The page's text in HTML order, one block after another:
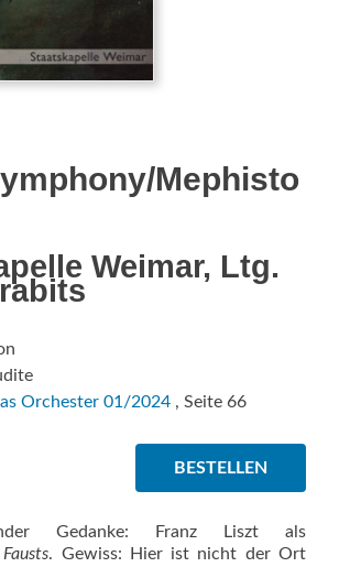
Mephisto
Weimar, Ltg.
Orchester 01/2024 , Seite 66
BESTELLEN
Gedanke: Franz Liszt als
Fausts. Gewiss: Hier ist nicht der Ort